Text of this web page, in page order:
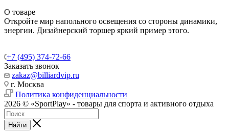
О товаре
Откройте мир напольного освещения со стороны динамики,
энергии. Дизайнерский торшер яркий пример этого.
+7 (495) 374-72-66
Заказать звонок
zakaz@billiardvip.ru
г. Москва
Политика конфиденциальности
2026 © «SportPlay» - товары для спорта и активного отдыха
Найти